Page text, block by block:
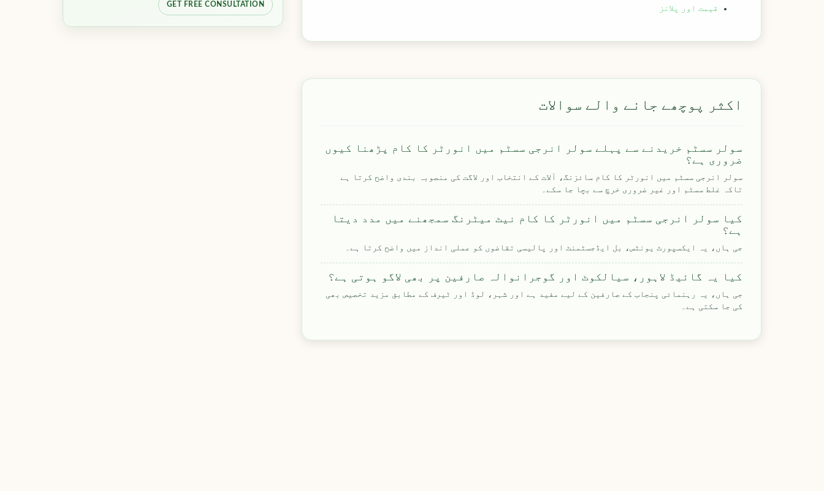
قیمت اور پلانز
اکثر پوچھے جانے والے سوالات
سولر سسٹم خریدنے سے پہلے سولر انرجی سسٹم میں انورٹر کا کام پڑھنا کیوں
ضروری ہے؟
سولر انرجی سسٹم میں انورٹر کا کام سائزنگ، آلات کے انتخاب اور لاگت کی منصوبہ بندی واضح کرتا ہے
تاکہ غلط سسٹم اور غیر ضروری خرچ سے بچا جا سکے۔
کیا سولر انرجی سسٹم میں انورٹر کا کام نیٹ میٹرنگ سمجھنے میں مدد دیتا
ہے؟
جی ہاں، یہ ایکسپورٹ یونٹس، بل ایڈجسٹمنٹ اور پالیسی تقاضوں کو عملی انداز میں واضح کرتا ہے۔
کیا یہ گائیڈ لاہور، سیالکوٹ اور گوجرانوالہ صارفین پر بھی لاگو ہوتی ہے؟
جی ہاں، یہ رہنمائی پنجاب کے صارفین کے لیے مفید ہے اور شہر، لوڈ اور ٹیرف کے مطابق مزید تخصیص بھی
کی جا سکتی ہے۔
GET FREE CONSULTATION